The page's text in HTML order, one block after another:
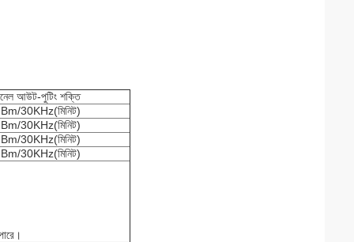
আউট-পুটিং শক্তি
30KHz(মিনিট)
30KHz(মিনিট)
30KHz(মিনিট)
30KHz(মিনিট)